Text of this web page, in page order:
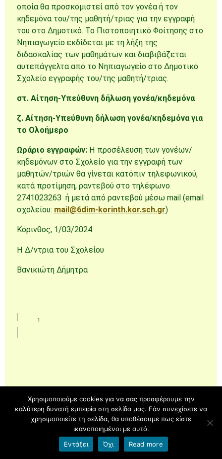
οποία θα προσκομιστεί από τον γονέα ή τον
κηδεμόνα του/της μαθητή/τριας για την εγγραφή
του στο Δημοτικό. Το Πιστοποιητικό Φοίτησης στο
Νηπιαγωγείο εκδίδεται με τη λήξη της
διδασκαλίας των μαθημάτων και διαβιβάζεται
αυτεπάγγελτα από το Νηπιαγωγείο στο Δημοτικό
Σχολείο εγγραφής του/της μαθητή/τριας.
στ. Αίτηση-Υπεύθυνη δήλωση γονέα/κηδεμόνα
ζ. Αίτηση-Υπεύθυνη δήλωση γονέα/κηδεμόνα για
το Ολοήμερο
Ωράριο εγγραφών: Η προσέλευση των γονέων/
κηδεμόνων στο Σχολείο για την εγγραφή των
μαθητών/τριών θα γίνεται κατόπιν τηλεφωνικού,
κατά προτίμηση, ραντεβού στο τηλέφωνο
2741023263 ή μετά από ραντεβού μέσω mail (email
σχολείου: mail@6dim-korinth.kor.sch.gr)
Κόρινθος, 1/03/2024
Η Δ/ντρια του Σχολείου
Βανικιώτη Δήμητρα
Χρησιμοποιούμε cookies για να σας προσφέρουμε την
καλύτερη δυνατή εμπειρία στη σελίδα μας. Εάν συνεχίσετε να
χρησιμοποιείτε τη σελίδα, θα υποθέσουμε πως είστε
ικανοποιημένοι με αυτό.
Εντάξει
Όχι Read more